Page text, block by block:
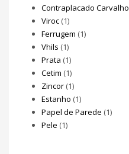
Contraplacado Carvalho
Viroc (1)
Ferrugem (1)
Vhils (1)
Prata (1)
Cetim (1)
Zincor (1)
Estanho (1)
Papel de Parede (1)
Pele (1)